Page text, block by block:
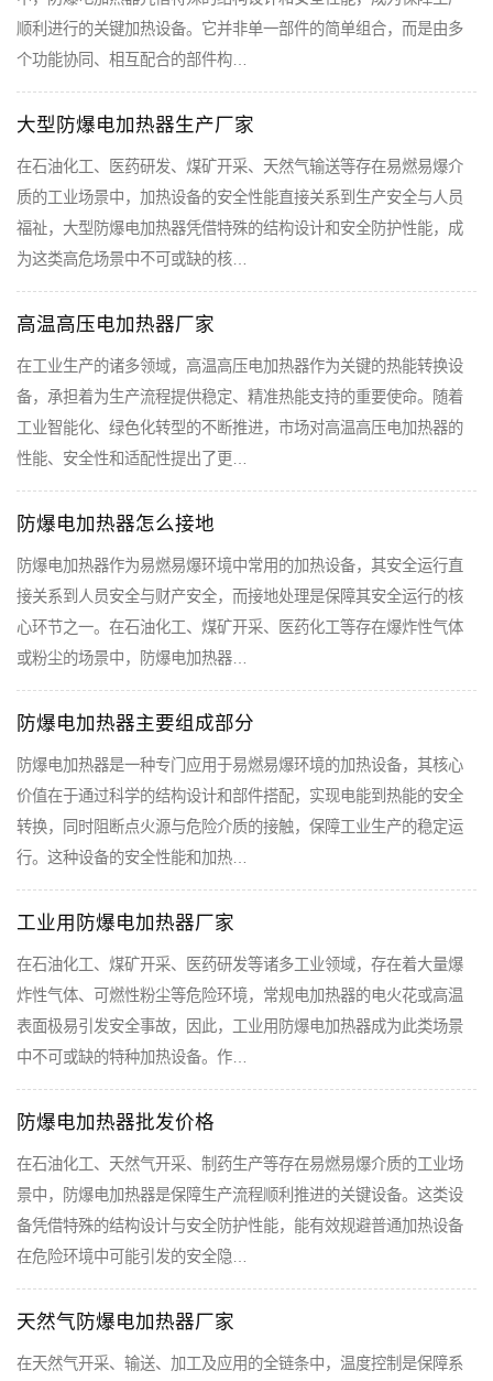
顺利进行的关键加热设备。它并非单一部件的简单组合，而是由多
个功能协同、相互配合的部件构…
大型防爆电加热器生产厂家
在石油化工、医药研发、煤矿开采、天然气输送等存在易燃易爆介
质的工业场景中，加热设备的安全性能直接关系到生产安全与人员
福祉，大型防爆电加热器凭借特殊的结构设计和安全防护性能，成
为这类高危场景中不可或缺的核…
高温高压电加热器厂家
在工业生产的诸多领域，高温高压电加热器作为关键的热能转换设
备，承担着为生产流程提供稳定、精准热能支持的重要使命。随着
工业智能化、绿色化转型的不断推进，市场对高温高压电加热器的
性能、安全性和适配性提出了更…
防爆电加热器怎么接地
防爆电加热器作为易燃易爆环境中常用的加热设备，其安全运行直
接关系到人员安全与财产安全，而接地处理是保障其安全运行的核
心环节之一。在石油化工、煤矿开采、医药化工等存在爆炸性气体
或粉尘的场景中，防爆电加热器…
防爆电加热器主要组成部分
防爆电加热器是一种专门应用于易燃易爆环境的加热设备，其核心
价值在于通过科学的结构设计和部件搭配，实现电能到热能的安全
转换，同时阻断点火源与危险介质的接触，保障工业生产的稳定运
行。这种设备的安全性能和加热…
工业用防爆电加热器厂家
在石油化工、煤矿开采、医药研发等诸多工业领域，存在着大量爆
炸性气体、可燃性粉尘等危险环境，常规电加热器的电火花或高温
表面极易引发安全事故，因此，工业用防爆电加热器成为此类场景
中不可或缺的特种加热设备。作…
防爆电加热器批发价格
在石油化工、天然气开采、制药生产等存在易燃易爆介质的工业场
景中，防爆电加热器是保障生产流程顺利推进的关键设备。这类设
备凭借特殊的结构设计与安全防护性能，能有效规避普通加热设备
在危险环境中可能引发的安全隐…
天然气防爆电加热器厂家
在天然气开采、输送、加工及应用的全链条中，温度控制是保障系